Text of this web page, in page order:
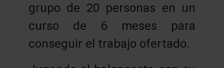
grupo de 20 personas en un
curso de 6 meses para
conseguir el trabajo ofertado.